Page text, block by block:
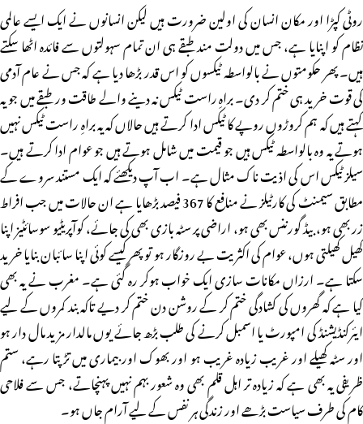
روٹی کپڑا اور مکان انسان کی اولین ضرورت ہیں لیکن انسانوں نے ایک ایسے عالمی
نظام کو اپنایا ہے، جس میں دولت مند طبقے ہی ان تمام سہولتوں سے فائدہ اٹھا سکتے
ہیں۔ پھر حکومتوں نے بالواسطہ ٹیکسوں کو اس قدر بڑھا دیا ہے کہ جس نے عام آدمی
کی قوت خرید ہی ختم کر دی۔ براہِ راست ٹیکس نہ دینے والے طاقت ور طبقے میں جو یہ
کہتے ہیں کہ ہم کروڑوں روپے کا ٹیکس ادا کرتے ہیں حالاں کہ یہ براہِ راست ٹیکس نہیں
ہوتے یہ وہ بالواسطہ ٹیکس ہیں جو قیمت میں شامل ہوتے ہیں جو عوام ادا کرتے ہیں۔
سیلز ٹیکس اس کی اذیت ناک مثال ہے۔ اب آپ دیکھئے کہ ایک مستند سروے کے
مطابق سیمنٹ کی کارٹیلز نے منافع کا 367 فیصد بڑھایا ہے ان حالات میں جب افراط
زر بھی ہو، بیڈ گورننس بھی ہو، اراضی پر سٹہ بازی بھی کی جائے، کوآپریٹیو سوسائٹیز اپنا
کھیل کھیلتی ہوں، عوام کی اکثریت بے روزگار ہو تو پھر کیسے کوئی اپنا سائبان بنایا خرید
سکتا ہے۔ ارزاں مکانات سازی ایک خواب ہوکر رہ گئی ہے۔ مغرب نے یہ بھی
کیا ہے کہ گھروں کی کشادگی ختم کر کے روشن دن ختم کر دیے تاکہ بند کمروں کے لیے
ایئرکنڈیشنڈ کی امپورٹ یا اسمبل کرنے کی طلب بڑھ جائے یوں مالدار مزید مال دار ہو
اور سٹہ کھیلے اور غریب زیادہ غریب ہو اور بھوک اور بیماری میں تڑپتا رہے، ستم
ظریفی یہ بھی ہے کہ زیادہ تر اہل قلم بھی وہ شعور بہم نہیں پہنچاتے، جس سے فلاحی
کام کی طرف سیاست بڑھے اور زندگی ہر نفس کے لیے آرام جاں ہو۔